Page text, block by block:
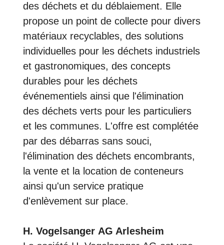
des déchets et du déblaiement. Elle
propose un point de collecte pour divers
matériaux recyclables, des solutions
individuelles pour les déchets industriels
et gastronomiques, des concepts
durables pour les déchets
événementiels ainsi que l'élimination
des déchets verts pour les particuliers
et les communes. L'offre est complétée
par des débarras sans souci,
l'élimination des déchets encombrants,
la vente et la location de conteneurs
ainsi qu'un service pratique
d'enlèvement sur place.
H. Vogelsanger AG Arlesheim